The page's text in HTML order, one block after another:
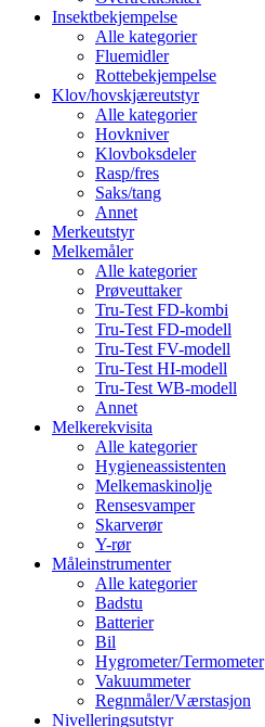
Insektbekjempelse
Alle kategorier
Fluemidler
Rottebekjempelse
Klov/hovskjæreutstyr
Alle kategorier
Hovkniver
Klovboksdeler
Rasp/fres
Saks/tang
Annet
Merkeutstyr
Melkemåler
Alle kategorier
Prøveuttaker
Tru-Test FD-kombi
Tru-Test FD-modell
Tru-Test FV-modell
Tru-Test HI-modell
Tru-Test WB-modell
Annet
Melkerekvisita
Alle kategorier
Hygieneassistenten
Melkemaskinolje
Rensesvamper
Skarverør
Y-rør
Måleinstrumenter
Alle kategorier
Badstu
Batterier
Bil
Hygrometer/Termometer
Vakuummeter
Regnmåler/Værstasjon
Nivelleringsutstyr